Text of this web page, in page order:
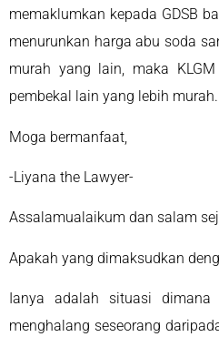
memaklumkan kepada GDSB
menurunkan harga abu soda
murah yang lain, maka
pembekal lain yang lebih murah.
Moga bermanfaat,
-Liyana the Lawyer-
Assalamualaikum dan salam
Apakah yang dimaksudkan
Ianya adalah situasi dimana
menghalang seseorang